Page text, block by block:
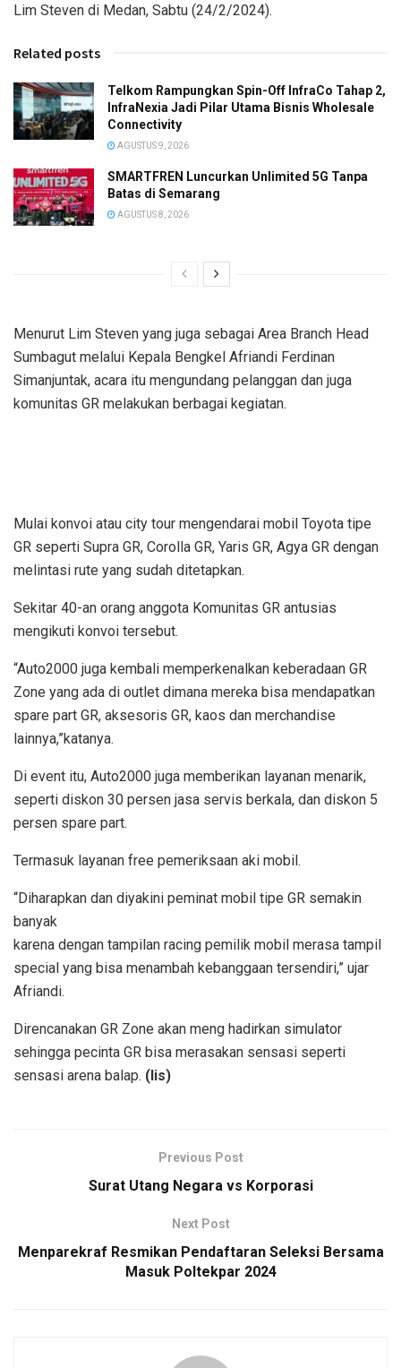
Lim Steven di Medan, Sabtu (24/2/2024).
Related posts
Telkom Rampungkan Spin-Off InfraCo Tahap 2,
InfraNexia Jadi Pilar Utama Bisnis Wholesale
Connectivity
AGUSTUS 9, 2026
SMARTFREN Luncurkan Unlimited 5G Tanpa
Batas di Semarang
AGUSTUS 8, 2026
Menurut Lim Steven yang juga sebagai Area Branch Head
Sumbagut melalui Kepala Bengkel Afriandi Ferdinan
Simanjuntak, acara itu mengundang pelanggan dan juga
komunitas GR melakukan berbagai kegiatan.
Mulai konvoi atau city tour mengendarai mobil Toyota tipe
GR seperti Supra GR, Corolla GR, Yaris GR, Agya GR dengan
melintasi rute yang sudah ditetapkan.
Sekitar 40-an orang anggota Komunitas GR antusias
mengikuti konvoi tersebut.
“Auto2000 juga kembali memperkenalkan keberadaan GR
Zone yang ada di outlet dimana mereka bisa mendapatkan
spare part GR, aksesoris GR, kaos dan merchandise
lainnya,”katanya.
Di event itu, Auto2000 juga memberikan layanan menarik,
seperti diskon 30 persen jasa servis berkala, dan diskon 5
persen spare part.
Termasuk layanan free pemeriksaan aki mobil.
“Diharapkan dan diyakini peminat mobil tipe GR semakin
banyak
karena dengan tampilan racing pemilik mobil merasa tampil
special yang bisa menambah kebanggaan tersendiri,” ujar
Afriandi.
Direncanakan GR Zone akan meng hadirkan simulator
sehingga pecinta GR bisa merasakan sensasi seperti
sensasi arena balap. (lis)
Previous Post
Surat Utang Negara vs Korporasi
Next Post
Menparekraf Resmikan Pendaftaran Seleksi Bersama
Masuk Poltekpar 2024